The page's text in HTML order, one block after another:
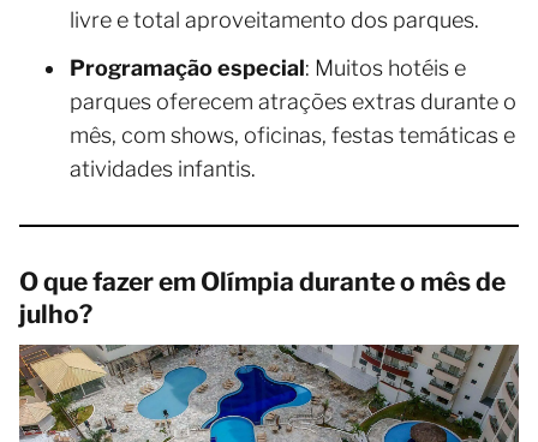
livre e total aproveitamento dos parques.
Programação especial: Muitos hotéis e
parques oferecem atrações extras durante o
mês, com shows, oficinas, festas temáticas e
atividades infantis.
O que fazer em Olímpia durante o mês de
julho?